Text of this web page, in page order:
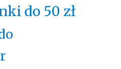
do 50 zł